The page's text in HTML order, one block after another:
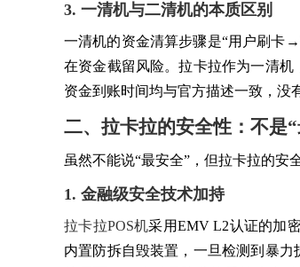
3. 一清机与二清机的本质区别
一清机的资金清算步骤是“用户刷卡
在资金截留风险。拉卡拉作为一清机
资金到账时间均与官方描述一致，没
二、拉卡拉的安全性：不是
虽然不能说“最安全”，但拉卡拉的安
1. 金融级安全技术加持
拉卡拉POS机采用EMV L2认证的加
内置防拆自毁装置，一旦检测到暴